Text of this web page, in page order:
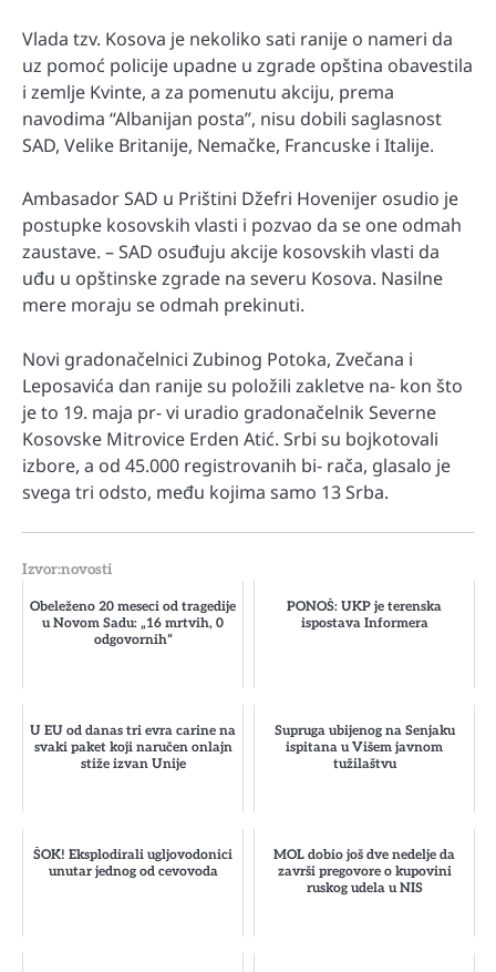
Vlada tzv. Kosova je nekoliko sati ranije o nameri da
uz pomoć policije upadne u zgrade opština obavestila
i zemlje Kvinte, a za pomenutu akciju, prema
navodima “Albanijan posta”, nisu dobili saglasnost
SAD, Velike Britanije, Nemačke, Francuske i Italije.
Ambasador SAD u Prištini Džefri Hovenijer osudio je
postupke kosovskih vlasti i pozvao da se one odmah
zaustave. – SAD osuđuju akcije kosovskih vlasti da
uđu u opštinske zgrade na severu Kosova. Nasilne
mere moraju se odmah prekinuti.
Novi gradonačelnici Zubinog Potoka, Zvečana i
Leposavića dan ranije su položili zakletve na- kon što
je to 19. maja pr- vi uradio gradonačelnik Severne
Kosovske Mitrovice Erden Atić. Srbi su bojkotovali
izbore, a od 45.000 registrovanih bi- rača, glasalo je
svega tri odsto, među kojima samo 13 Srba.
Izvor:novosti
Obeleženo 20 meseci od tragedije
u Novom Sadu: „16 mrtvih, 0
odgovornih“
PONOŠ: UKP je terenska
ispostava Informera
U EU od danas tri evra carine na
svaki paket koji naručen onlajn
stiže izvan Unije
Supruga ubijenog na Senjaku
ispitana u Višem javnom
tužilaštvu
ŠOK! Eksplodirali ugljovodonici
unutar jednog od cevovoda
MOL dobio još dve nedelje da
završi pregovore o kupovini
ruskog udela u NIS